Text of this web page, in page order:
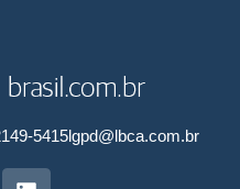
5415lgpd@lbca.com.br